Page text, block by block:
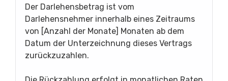
Der Darlehensbetrag ist vom
Darlehensnehmer innerhalb eines Zeitraums
von [Anzahl der Monate] Monaten ab dem
Datum der Unterzeichnung dieses Vertrags
zurückzuzahlen.